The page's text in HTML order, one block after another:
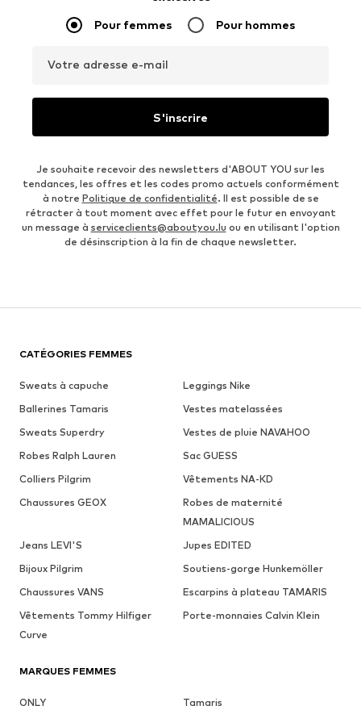
Pour femmes Pour hommes
Votre adresse e-mail
S'inscrire
Je souhaite recevoir des newsletters d'ABOUT YOU sur les
tendances, les offres et les codes promo actuels conformément
à notre Politique de confidentialité. Il est possible de se
rétracter à tout moment avec effet pour le futur en envoyant
un message à serviceclients@aboutyou.lu ou en utilisant l'option
de désinscription à la fin de chaque newsletter.
CATÉGORIES FEMMES
Sweats à capuche
Leggings Nike
Ballerines Tamaris
Vestes matelassées
Sweats Superdry
Vestes de pluie NAVAHOO
Robes Ralph Lauren
Sac GUESS
Colliers Pilgrim
Vêtements NA-KD
Chaussures GEOX
Robes de maternité
MAMALICIOUS
Jeans LEVI'S
Jupes EDITED
Bijoux Pilgrim
Soutiens-gorge Hunkemöller
Chaussures VANS
Escarpins à plateau TAMARIS
Vêtements Tommy Hilfiger
Curve
Porte-monnaies Calvin Klein
MARQUES FEMMES
ONLY
Tamaris